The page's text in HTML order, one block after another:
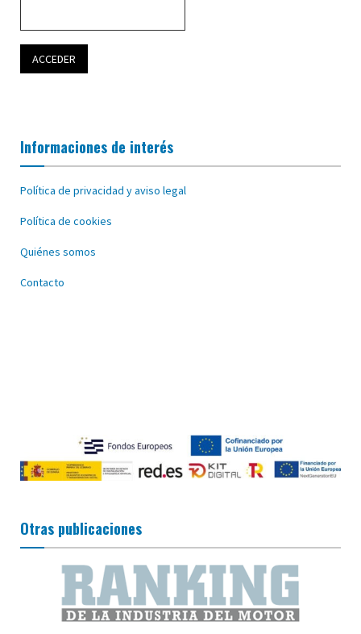
Informaciones de interés
Política de privacidad y aviso legal
Política de cookies
Quiénes somos
Contacto
Otras publicaciones